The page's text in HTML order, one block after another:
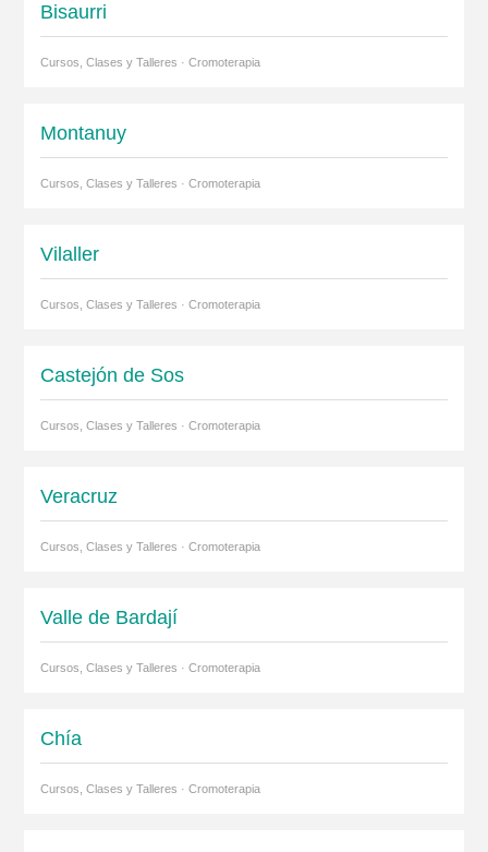
Bisaurri
Cursos, Clases y Talleres · Cromoterapia
Montanuy
Cursos, Clases y Talleres · Cromoterapia
Vilaller
Cursos, Clases y Talleres · Cromoterapia
Castejón de Sos
Cursos, Clases y Talleres · Cromoterapia
Veracruz
Cursos, Clases y Talleres · Cromoterapia
Valle de Bardají
Cursos, Clases y Talleres · Cromoterapia
Chía
Cursos, Clases y Talleres · Cromoterapia